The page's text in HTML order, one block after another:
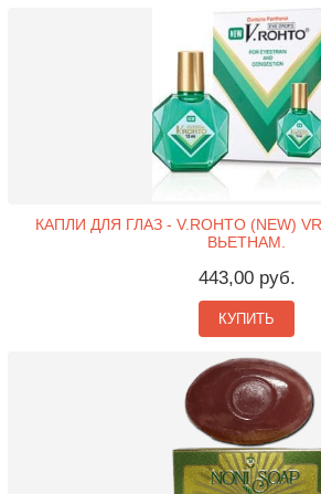
КАПЛИ ДЛЯ ГЛАЗ - V.ROHTO (NEW)
ВЬЕТНАМ.
443,00 руб.
КУПИТЬ